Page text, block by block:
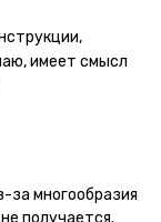
сих пор
я всё-таки
от
большую
риски, которые
имеет смысл
за многообразия
получается.